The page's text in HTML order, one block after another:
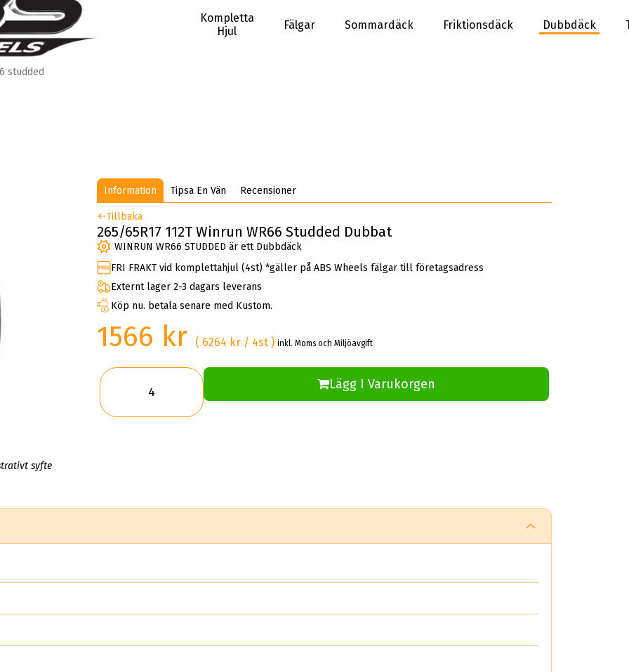
Kompletta
Hjul
Fälgar Sommardäck Friktionsdäck Dubbdäck
studded
syfte
Information Tipsa En Vän Recensioner
Tillbaka
265/65R17 112T Winrun WR66 Studded Dubbat
WINRUN WR66 STUDDED är ett Dubbdäck
FRI FRAKT vid komplettahjul (4st) *gäller på ABS Wheels fälgar till företagsadress
Externt lager 2-3 dagars leverans
Köp nu. betala senare med Kustom.
1566 kr ( 6264 kr / 4st )inkl. Moms och Miljöavgift
Lägg I Varukorgen